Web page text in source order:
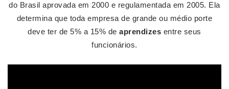
do Brasil aprovada em 2000 e regulamentada em 2005. Ela
determina que toda empresa de grande ou médio porte
deve ter de 5% a 15% deaprendizes entre seus
funcionários.